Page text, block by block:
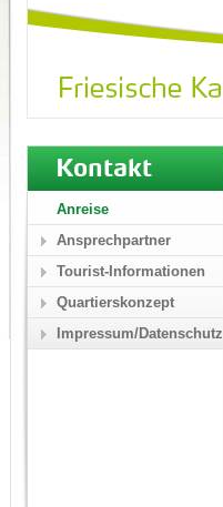
Kontakt
Anreise
Ansprechpartner
Tourist-Informationen
Quartierskonzept
Impressum/Datenschutz